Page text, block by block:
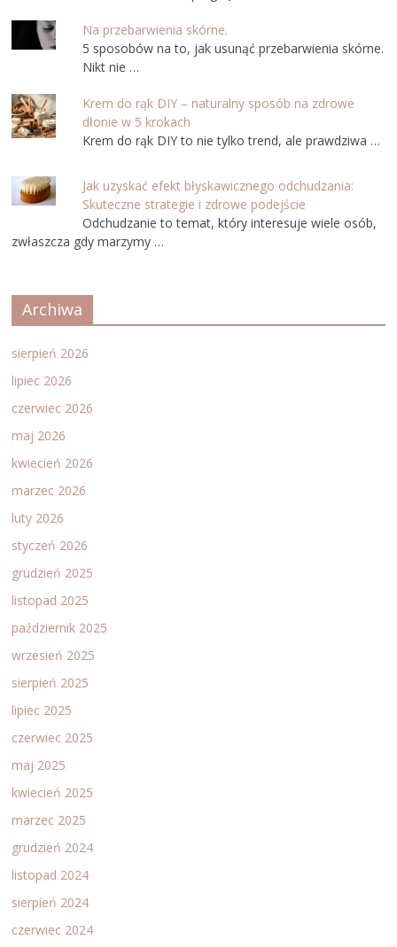
Na przebarwienia skórne.
5 sposobów na to, jak usunąć przebarwienia skórne.
Nikt nie …
Krem do rąk DIY – naturalny sposób na zdrowe
dłonie w 5 krokach
Krem do rąk DIY to nie tylko trend, ale prawdziwa …
Jak uzyskać efekt błyskawicznego odchudzania:
Skuteczne strategie i zdrowe podejście
Odchudzanie to temat, który interesuje wiele osób,
zwłaszcza gdy marzymy …
Archiwa
sierpień 2026
lipiec 2026
czerwiec 2026
maj 2026
kwiecień 2026
marzec 2026
luty 2026
styczeń 2026
grudzień 2025
listopad 2025
październik 2025
wrzesień 2025
sierpień 2025
lipiec 2025
czerwiec 2025
maj 2025
kwiecień 2025
marzec 2025
grudzień 2024
listopad 2024
sierpień 2024
czerwiec 2024